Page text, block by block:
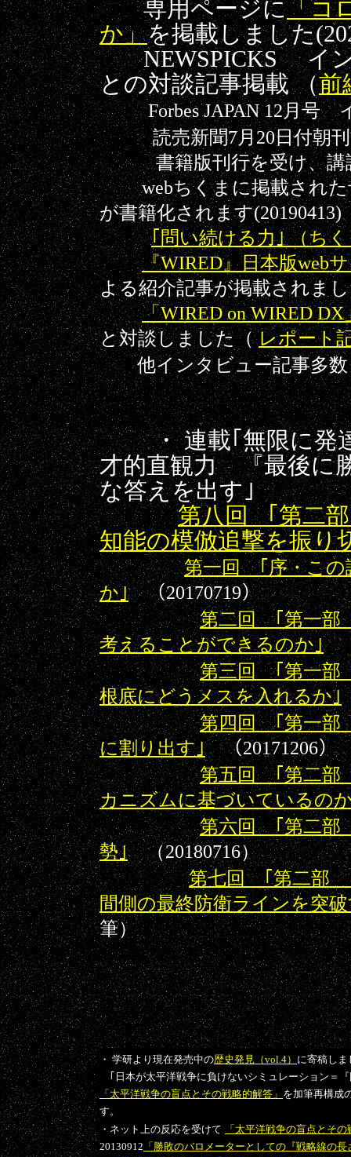
専用ページに「コ
か」を掲載しました
NEWSPICKS イン
との対談記事掲載 （前
Forbes JAPAN 12月号
読売新聞7月20日付朝
書籍版刊行を受け、講
webちくまに掲載され
が書籍化されます(20190413)
｢問い続ける力｣ （ち
『WIRED』日本版web
よる紹介記事が掲載されまし
「WIRED on WIRED DX
と対談しました（ レポート
他インタビュー記事多数
・ 連載｢無限に発達
才的直観力 『最後に
な答えを出す｣
第八回 ｢第
知能の模倣追撃を振り
第一回 ｢序・この
か｣
（20170719）
第二回 ｢第一部
考えることができるのか｣
第三回 ｢第一部
根底にどうメスを入れるか｣
第四回 ｢第一部
に割り出す｣
（20171206）
第五回 ｢第二部
カニズムに基づいているの
第六回 ｢第二部
勢｣（20180716）
第七回 ｢第二部
間側の最終防衛ラインを突
筆）
・ 学研より現在発売中の歴史発見（vol.4） に寄稿しま
｢日本が太平洋戦争に負けないシミュレーション＝
「太平洋戦争の盲点とその戦略的解答」 を加筆再構成
す。
・ネット上の反応を受けて
「太平洋戦争の盲点とそ
20130912 「勝敗のバロメーターとしての『戦略線の長